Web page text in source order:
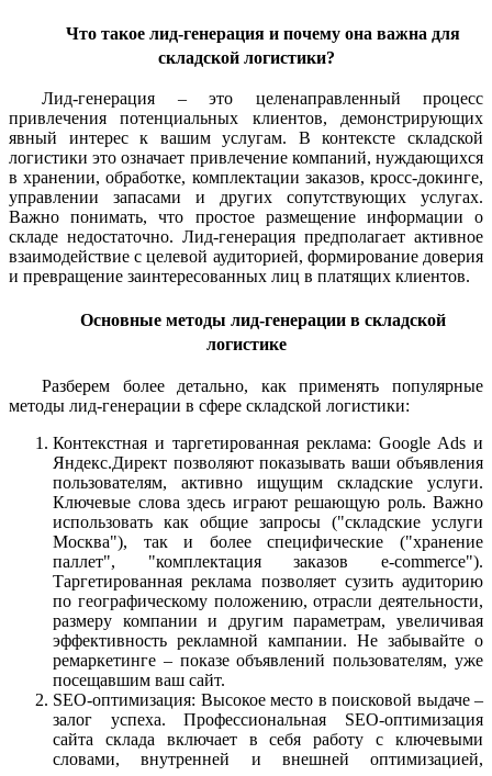
Что такое лид-генерация и почему она важна для
складской логистики?
Лид-генерация – это целенаправленный процесс
привлечения потенциальных клиентов, демонстрирующих
явный интерес к вашим услугам. В контексте складской
логистики это означает привлечение компаний, нуждающихся
в хранении, обработке, комплектации заказов, кросс-докинге,
управлении запасами и других сопутствующих услугах.
Важно понимать, что простое размещение информации о
складе недостаточно. Лид-генерация предполагает активное
взаимодействие с целевой аудиторией, формирование доверия
и превращение заинтересованных лиц в платящих клиентов.
Основные методы лид-генерации в складской
логистике
Разберем более детально, как применять популярные
методы лид-генерации в сфере складской логистики:
Контекстная и таргетированная реклама: Google Ads и
Яндекс.Директ позволяют показывать ваши объявления
пользователям, активно ищущим складские услуги.
Ключевые слова здесь играют решающую роль. Важно
использовать как общие запросы ("складские услуги
Москва"), так и более специфические ("хранение
паллет", "комплектация заказов e-commerce").
Таргетированная реклама позволяет сузить аудиторию
по географическому положению, отрасли деятельности,
размеру компании и другим параметрам, увеличивая
эффективность рекламной кампании. Не забывайте о
ремаркетинге – показе объявлений пользователям, уже
посещавшим ваш сайт.
SEO-оптимизация: Высокое место в поисковой выдаче –
залог успеха. Профессиональная SEO-оптимизация
сайта склада включает в себя работу с ключевыми
словами, внутренней и внешней оптимизацией,